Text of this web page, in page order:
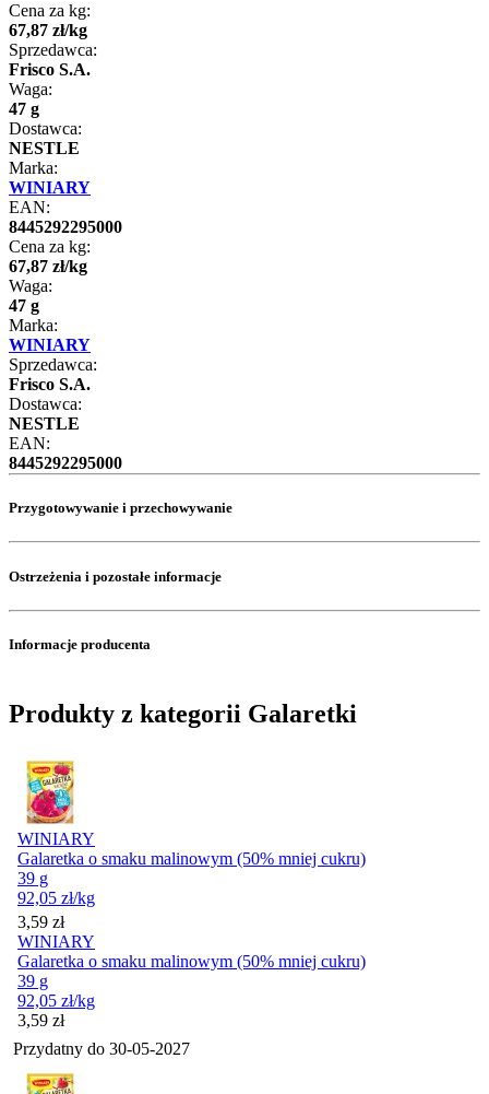
Cena za kg:
67,87 zł/kg
Sprzedawca:
Frisco S.A.
Waga:
47 g
Dostawca:
NESTLE
Marka:
WINIARY
EAN:
8445292295000
Cena za kg:
67,87 zł/kg
Waga:
47 g
Marka:
WINIARY
Sprzedawca:
Frisco S.A.
Dostawca:
NESTLE
EAN:
8445292295000
Przygotowywanie i przechowywanie
Ostrzeżenia i pozostałe informacje
Informacje producenta
Produkty z kategorii Galaretki
WINIARY
Galaretka o smaku malinowym (50% mniej cukru)
39 g
92,05 zł/kg
Cena
3,59 zł
WINIARY
Galaretka o smaku malinowym (50% mniej cukru)
39 g
92,05 zł/kg
Cena
3,59 zł
Przydatny do 30-05-2027